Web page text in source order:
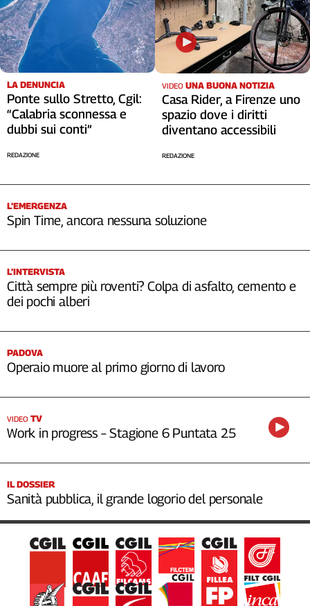
Contatti
La
redazione
Social
LA DENUNCIA
Ponte sullo Stretto, Cgil:
“Calabria sconnessa e
dubbi sui conti”
REDAZIONE
VIDEO UNA BUONA NOTIZIA
Casa Rider, a Firenze uno
spazio dove i diritti
diventano accessibili
REDAZIONE
L’EMERGENZA
Spin Time, ancora nessuna soluzione
L’INTERVISTA
Città sempre più roventi? Colpa di asfalto, cemento e
dei pochi alberi
PADOVA
Operaio muore al primo giorno di lavoro
VIDEO TV
Work in progress – Stagione 6 Puntata 25
IL DOSSIER
Sanità pubblica, il grande logorio del personale